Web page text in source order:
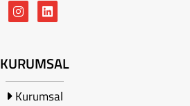
KURUMSAL
Kurumsal